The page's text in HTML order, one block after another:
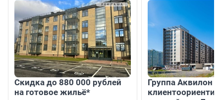
Скидка до 880 000 рублей
на готовое жильё*
Группа Аквилон